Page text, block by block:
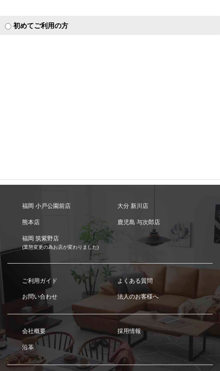
初めてご利用の方
福岡 小戸公園前店 大分 新川店
熊本店 鹿児島 与次郎店
福岡 筑紫野店
(業態変更の為お店が変わりました)
ご利用ガイド よくある質問
お問い合わせ 法人のお客様へ
会社概要 採用情報
沿革